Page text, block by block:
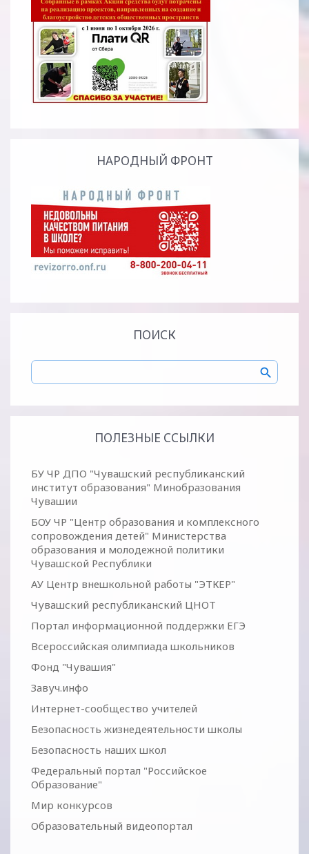
НАРОДНЫЙ ФРОНТ
ПОИСК
ПОЛЕЗНЫЕ ССЫЛКИ
БУ ЧР ДПО "Чувашский республиканский
институт образования" Минобразования
Чувашии
БОУ ЧР "Центр образования и комплексного
сопровождения детей" Министерства
образования и молодежной политики
Чувашской Республики
АУ Центр внешкольной работы "ЭТКЕР"
Чувашский республиканский ЦНОТ
Портал информационной поддержки ЕГЭ
Всероссийская олимпиада школьников
Фонд "Чувашия"
Завуч.инфо
Интернет-сообщество учителей
Безопасность жизнедеятельности школы
Безопасность наших школ
Федеральный портал "Российское
Образование"
Мир конкурсов
Образовательный видеопортал